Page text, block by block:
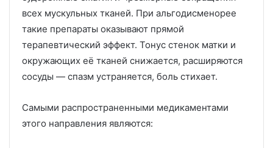
всех мускульных тканей. При альгодисменорее
такие препараты оказывают прямой
терапевтический эффект. Тонус стенок матки и
окружающих её тканей снижается, расширяются
сосуды — спазм устраняется, боль стихает.
Самыми распространенными медикаментами
этого направления являются: